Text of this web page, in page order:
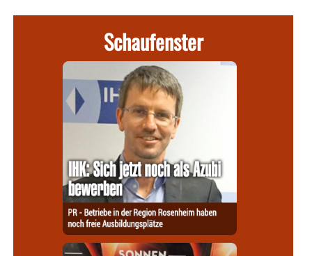
Schaufenster